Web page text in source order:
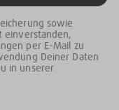
sowie
einverstanden,
per E-Mail zu
Deiner Daten
in unserer